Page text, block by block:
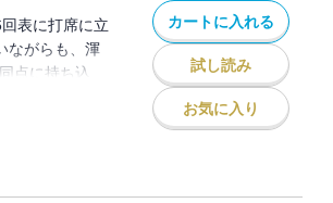
表に打席に立
ながらも、渾
点に持ち込
落ちすること
カートに入れる
試し読み
お気に入り